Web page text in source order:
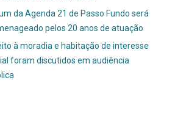
da Agenda 21 de Passo Fundo será
pelos 20 anos de atuação
à moradia e habitação de interesse
foram discutidos em audiência